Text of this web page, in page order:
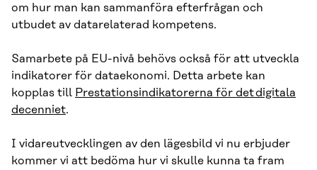
om hur man kan sammanföra efterfrågan och
utbudet av datarelaterad kompetens.
Samarbete på EU-nivå behövs också för att utveckla
indikatorer för dataekonomi. Detta arbete kan
kopplas till Prestationsindikatorerna för det digitala
decenniet.
I vidareutvecklingen av den lägesbild vi nu erbjuder
kommer vi att bedöma hur vi skulle kunna ta fram